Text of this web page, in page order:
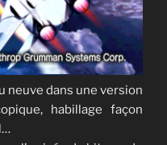
neuve dans une version
habillage façon